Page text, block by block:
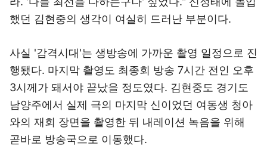
했던 김현중의 생각이 여실히 드러난 부분이다.
사실 '감격시대'는 생방송에 가까운 촬영 일정으로 진
행됐다. 마지막 촬영도 최종회 방송 7시간 전인 오후
3시께가 돼서야 끝났을 정도였다. 김현중도 경기도
남양주에서 실제 극의 마지막 신이었던 여동생 청아
와의 재회 장면을 촬영한 뒤 내레이션 녹음을 위해
곧바로 방송국으로 이동했다.